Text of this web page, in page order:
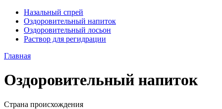
Назальный спрей
Оздоровительный напиток
Оздоровительный лосьон
Раствор для регидрации
Главная
Оздоровительный напиток
Страна происхождения